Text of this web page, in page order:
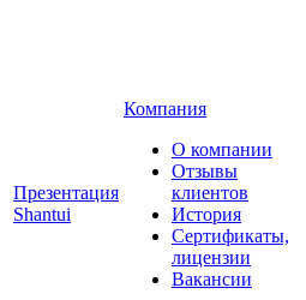
Презентация
Shantui
Компания
О компании
Отзывы
клиентов
История
Сертификаты,
лицензии
Вакансии